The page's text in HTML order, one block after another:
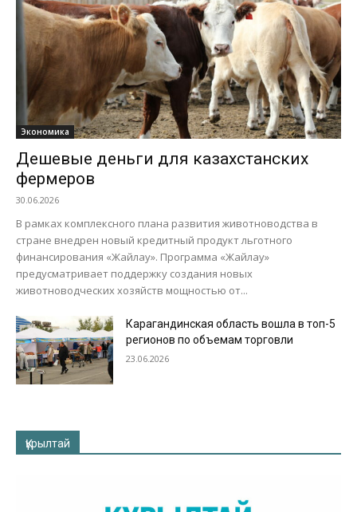
Экономика
Дешевые деньги для казахстанских
фермеров
30.06.2026
В рамках комплексного плана развития животноводства в
стране внедрен новый кредитный продукт льготного
финансирования «Жайлау». Программа «Жайлау»
предусматривает поддержку создания новых
животноводческих хозяйств мощностью от...
Карагандинская область вошла в топ-5
регионов по объемам торговли
23.06.2026
Құрылтай